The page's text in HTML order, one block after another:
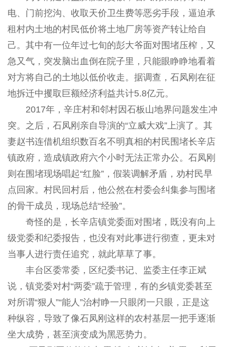
电、门前挖沟、收取天价卫生费等恶劣手段，逼迫承
租村内土地的村民低价将土地厂房等资产转让给自
己。其中有一位年过七旬的彭大爷面对围堵压榨，又
急又气，突发脑出血倒在院子里，只能眼睁睁地看着
对方将自己的土地以低价收走。据调查，石凤刚在征
地拆迁中攫取巨额经济利益共计5.8亿元。
2017年，辛庄村和邻村因石板山地界问题发生冲
突。之后，石凤刚亲自导演的“立威大戏”上演了。其
妻赵书连借机组织数百名不明真相的村民围堵长辛店
镇政府，造成镇政府六个小时无法正常办公。石凤刚
则在围堵现场唱起“红脸”，假装调解矛盾，劝村民早
点回家。村民回村后，他公然在村委会纠集参与围堵
的骨干成员，现场总结“经验”。
奇怪的是，长辛店镇党委面对围堵，既没有向上
级党委和纪委报告，也没有对此事进行彻查，更未对
当事人进行责任追究，就此草草了事。
丰台区委常委，区纪委书记、监委主任李正斌
说，镇党委对村“两委”疏于管理，有的乡镇党委甚至
对所谓“狠人”“能人”治村睁一只眼闭一只眼，正是这
种纵容，导致了像石凤刚这样的农村基层一把手逐渐
坐大成势，甚至演变成为黑恶势力。